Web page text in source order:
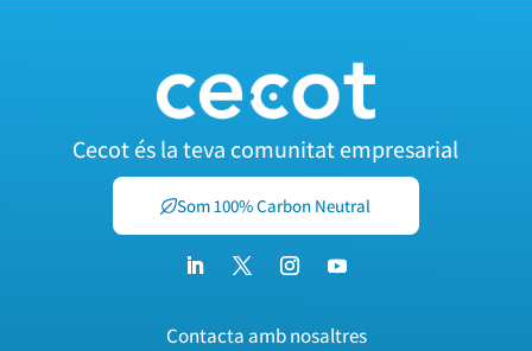
Cecot és la teva comunitat empresarial
Som 100% Carbon Neutral
Contacta amb nosaltres